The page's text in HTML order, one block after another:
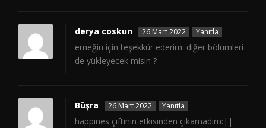
derya coskun 26 Mart 2022 Yanıtla
emeğin için teşekkür ederim. diğer bölümleri
de yükleyecek misin ?
Büşra 26 Mart 2022 Yanıtla
happines çiftinin etkisinden çıkamadım:||